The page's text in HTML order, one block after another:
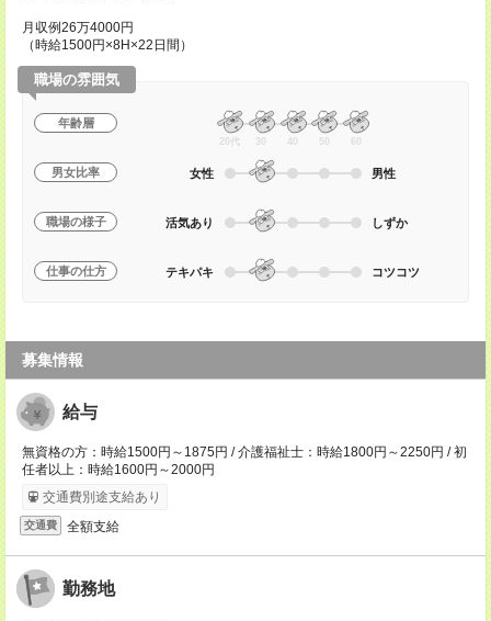
月収例26万4000円
（時給1500円×8H×22日間）
職場の雰囲気
年齢層
20代 30 40 50 60
男女比率 女性 男性
職場の様子 活気あり しずか
仕事の仕方 テキパキ コツコツ
募集情報
給与
無資格の方：時給1500円～1875円 / 介護福祉士：時給1800円～2250円 / 初
任者以上：時給1600円～2000円
交通費別途支給あり
交通費 全額支給
勤務地